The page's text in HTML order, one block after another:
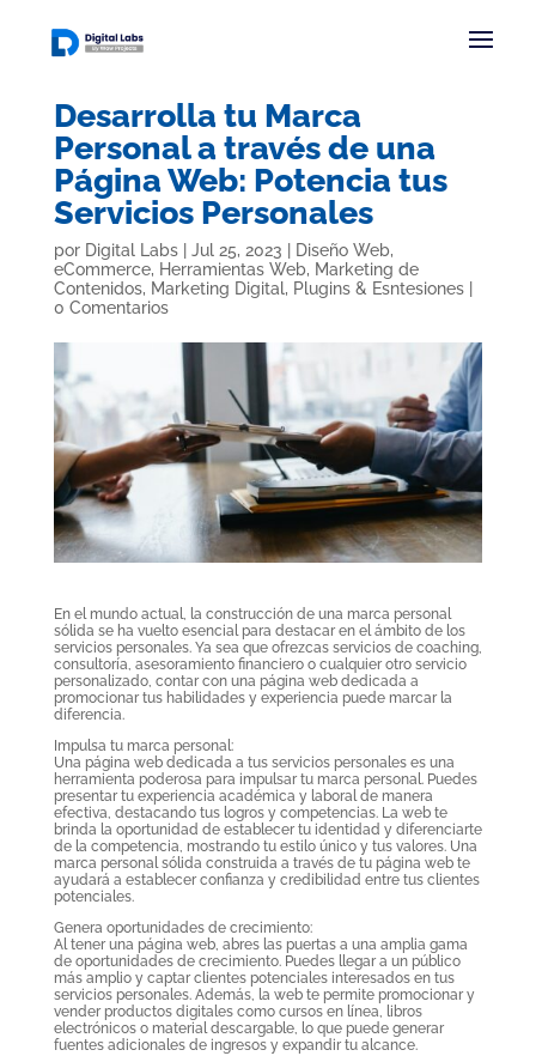
Desarrolla tu Marca
Personal a través de una
Página Web: Potencia tus
Servicios Personales
por Digital Labs| Jul 25, 2023 Diseño Web,
eCommerce, Herramientas Web, Marketing de
Contenidos, Marketing Digital, Plugins & Esntesiones|
0 Comentarios
En el mundo actual, la construcción de una marca personal
sólida se ha vuelto esencial para destacar en el ámbito de los
servicios personales. Ya sea que ofrezcas servicios de coaching,
consultoría, asesoramiento financiero o cualquier otro servicio
personalizado, contar con una página web dedicada a
promocionar tus habilidades y experiencia puede marcar la
diferencia.
Impulsa tu marca personal:
Una página web dedicada a tus servicios personales es una
herramienta poderosa para impulsar tu marca personal. Puedes
presentar tu experiencia académica y laboral de manera
efectiva, destacando tus logros y competencias. La web te
brinda la oportunidad de establecer tu identidad y diferenciarte
de la competencia, mostrando tu estilo único y tus valores. Una
marca personal sólida construida a través de tu página web te
ayudará a establecer confianza y credibilidad entre tus clientes
potenciales.
Genera oportunidades de crecimiento:
Al tener una página web, abres las puertas a una amplia gama
de oportunidades de crecimiento. Puedes llegar a un público
más amplio y captar clientes potenciales interesados en tus
servicios personales. Además, la web te permite promocionar y
vender productos digitales como cursos en línea, libros
electrónicos o material descargable, lo que puede generar
fuentes adicionales de ingresos y expandir tu alcance.